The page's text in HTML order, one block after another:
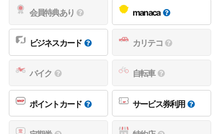
会員特典あり manaca
ビジネスカード カリテコ
バイク 自転車
ポイントカード サービス券利用